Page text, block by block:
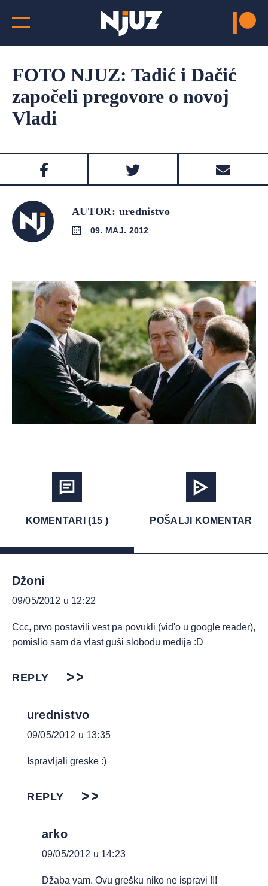
FOTO NJUZ: Tadić i Dačić
započeli pregovore o novoj
Vladi
AUTOR: urednistvo
09. MAJ. 2012
KOMENTARI (15 ) POŠALJI KOMENTAR
Džoni
09/05/2012 u 12:22
Ccc, prvo postavili vest pa povukli (vid'o u google reader),
pomislio sam da vlast guši slobodu medija :D
REPLY
urednistvo
09/05/2012 u 13:35
Ispravljali greske :)
REPLY
arko
09/05/2012 u 14:23
Džaba vam. Ovu grešku niko ne ispravi !!!